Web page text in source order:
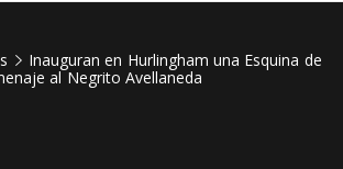
Inauguran en Hurlingham una Esquina de
al Negrito Avellaneda